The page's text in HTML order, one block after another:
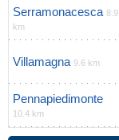
Serramonacesca 8.9
km
Villamagna 9.6 km
Pennapiedimonte
10.4 km